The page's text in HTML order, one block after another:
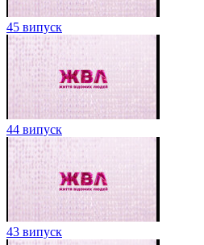
45 випуск
44 випуск
43 випуск